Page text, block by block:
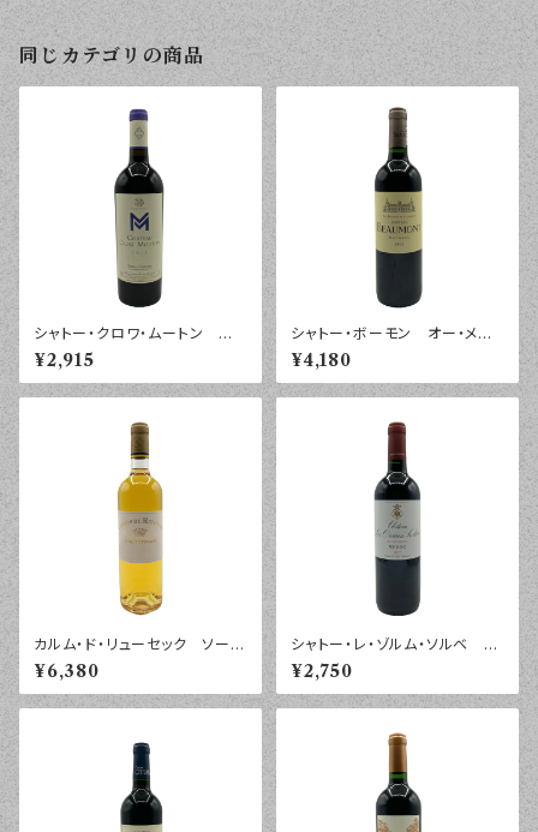
同じカテゴリの商品
シャトー・クロワ・ムートン ボ
ルドー・シュペリエール ２０１８
年 ７５０ｍｌ
¥2,915
シャトー・ボーモン オー・メドッ
ク ２０２１年 ７５０ｍｌ
¥4,180
カルム・ド・リューセック ソーテ
ルヌ ２０１４年 ７５0ｍｌ
¥6,380
シャトー・レ・ゾルム・ソルベ メ
ドック ２０１７年 ７５０ｍｌ
¥2,750